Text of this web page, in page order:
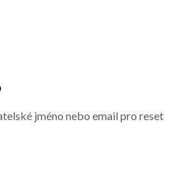
jméno nebo email pro reset